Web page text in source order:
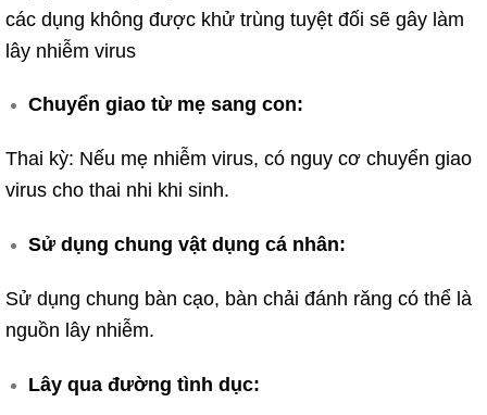
các dụng không được khử trùng tuyệt đối sẽ gây làm
lây nhiễm virus
Chuyển giao từ mẹ sang con:
Thai kỳ: Nếu mẹ nhiễm virus, có nguy cơ chuyển giao
virus cho thai nhi khi sinh.
Sử dụng chung vật dụng cá nhân:
Sử dụng chung bàn cạo, bàn chải đánh răng có thể là
nguồn lây nhiễm.
Lây qua đường tình dục: